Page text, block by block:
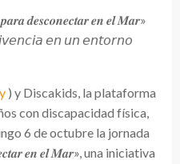
𝒅𝒆𝒔𝒄𝒐𝒏𝒆𝒄𝒕𝒂𝒓 𝒆𝒏 𝒆𝒍 𝑴𝒂𝒓»
𝘦𝘯 𝘶𝘯 𝘦𝘯𝘵𝘰𝘳𝘯𝘰
) y Discakids, la plataforma
con discapacidad física,
6 de octubre la jornada
𝒆𝒏 𝒆𝒍 𝑴𝒂𝒓», una iniciativa